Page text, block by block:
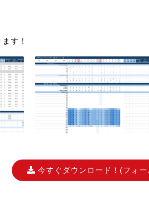
す！
今すぐダウンロード！ (フォ